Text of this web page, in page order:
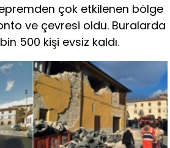
çok etkilenen bölge
ve çevresi oldu. Buralarda
500 kişi evsiz kaldı.